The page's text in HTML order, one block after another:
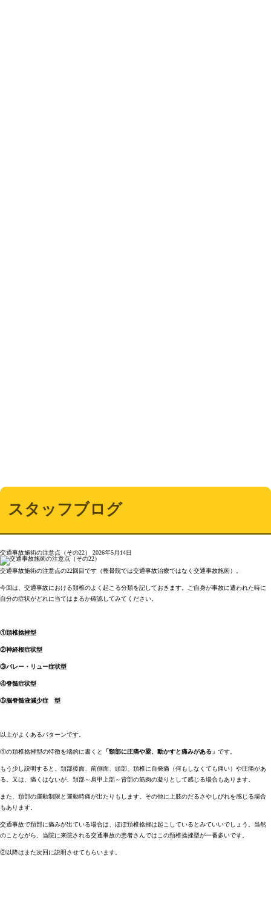
スタッフブログ
交通事故施術の注意点（その22） 2026年5月14日
交通事故施術の注意点の22回目です（整骨院では交通事故治療ではなく交通事故施術）。
今回は、交通事故における頚椎のよく起こる分類を記しておきます。ご自身が事故に遭われた時に
自分の症状がどれに当てはまるか確認してみてください。
①頚椎捻挫型
②神経根症状型
③バレー・リュー症状型
④脊髄症状型
⑤脳脊髄液減少症 型
以上がよくあるパターンです。
①の頚椎捻挫型の特徴を端的に書くと 「頸部に圧痛や梁、動かすと痛みがある」 です。
もう少し説明すると、頚部後面、前側面、頭部、頚椎に自発痛（何もしなくても痛い）や圧痛があ
る。又は、痛くはないが、頚部～肩甲上部～背部の筋肉の凝りとして感じる場合もあります。
また、頚部の運動制限と運動時痛が出たりもします。その他に上肢のだるさやしびれを感じる場合
もあります。
交通事故で頚部に痛みが出ている場合は、ほぼ頚椎捻挫は起こしているとみていいでしょう。当然
のことながら、当院に来院される交通事故の患者さんではこの頚椎捻挫型が一番多いです。
②以降はまた次回に説明させてもらいます。